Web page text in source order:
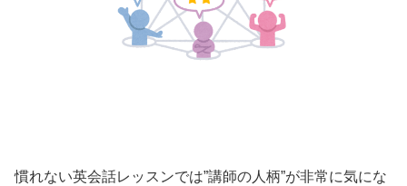
慣れない英会話レッスンでは”講師の人柄”が非常に気にな